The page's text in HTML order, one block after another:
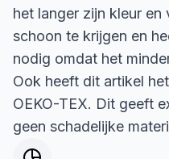
het langer zijn kleur
schoon te krijgen en
nodig omdat het
Ook heeft dit artikel
OEKO-TEX. Dit geeft
geen schadelijke